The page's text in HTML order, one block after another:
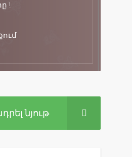
!
նյութ